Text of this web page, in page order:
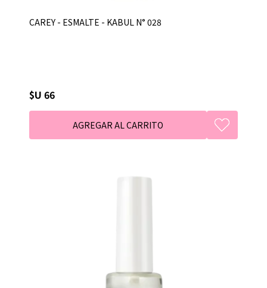
CAREY - ESMALTE - KABUL N° 028
$U 66